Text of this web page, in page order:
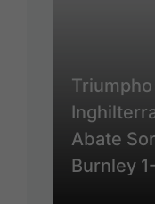
Triumpho
Abate
Burnley